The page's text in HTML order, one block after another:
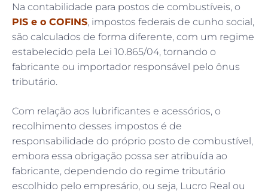
Na contabilidade para postos de combustíveis, o
PIS e o COFINS, impostos federais de cunho social,
são calculados de forma diferente, com um regime
estabelecido pela Lei 10.865/04, tornando o
fabricante ou importador responsável pelo ônus
tributário.
Com relação aos lubrificantes e acessórios, o
recolhimento desses impostos é de
responsabilidade do próprio posto de combustível,
embora essa obrigação possa ser atribuída ao
fabricante, dependendo do regime tributário
escolhido pelo empresário, ou seja, Lucro Real ou